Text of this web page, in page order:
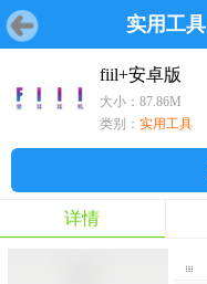
实用工具
游戏
软件 鸿蒙
游戏
鸿蒙
软件
fiil+安卓版
大小：87.86M
类别： 实用工具
详情